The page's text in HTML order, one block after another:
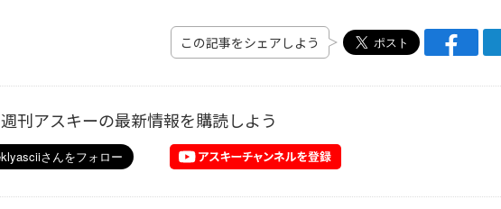
この記事をシェアしよう
週刊アスキーの最新情報を購読しよう